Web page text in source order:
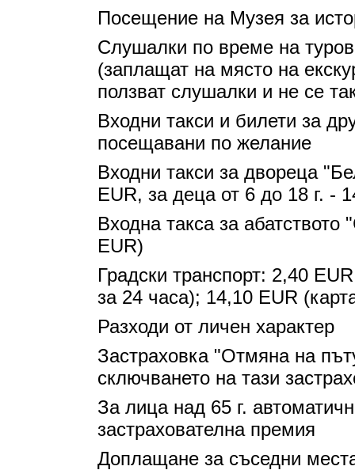
Посещение на Музея за
Слушалки по време на
(заплащат на място на
ползват слушалки и не се
Входни такси и билети за
посещавани по желание
Входни такси за двореца
EUR, за деца от 6 до 18 г. -
Входна такса за
EUR)
Градски транспорт: 2,40
за 24 часа); 14,10 EUR
Разходи от личен характер
Застраховка "Отмяна на
сключването на тази
За лица над 65 г.
застрахователна премия
Доплащане за съседни